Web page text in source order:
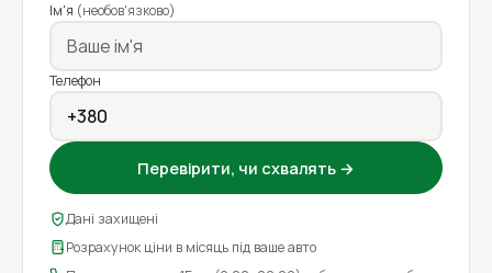
Ім'я (необов'язково)
Телефон
Перевірити, чи схвалять →
Дані захищені
Розрахунок ціни в місяць під ваше авто